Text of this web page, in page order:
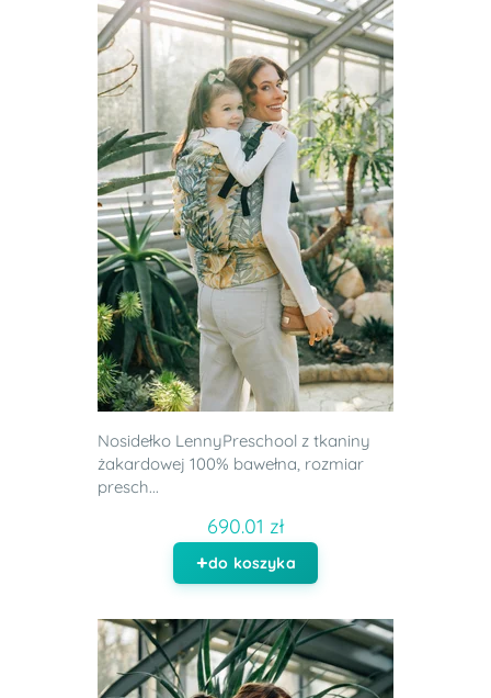
Nosidełko LennyPreschool z tkaniny
żakardowej 100% bawełna, rozmiar
presch...
690.01 zł
do koszyka